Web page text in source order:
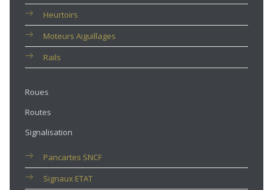
Heurtoirs
Moteurs Aiguillages
Rails
Roues
Routes
Signalisation
Pancartes SNCF
Signaux ETAT